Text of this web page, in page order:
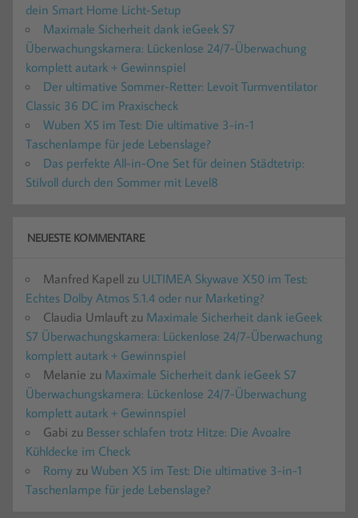
dein Smart Home Licht-Setup
Maximale Sicherheit dank ieGeek S7
Überwachungskamera: Lückenlose 24/7-Überwachung
komplett autark + Gewinnspiel
Der ultimative Sommer-Retter: Levoit Turmventilator
Classic 36 DC im Praxischeck
Wuben X5 im Test: Die ultimative 3-in-1
Taschenlampe für jede Lebenslage?
Das perfekte All-in-One Set für deinen Städtetrip:
Stilvoll durch den Sommer mit Level8
NEUESTE KOMMENTARE
Manfred Kapell zu ULTIMEA Skywave X50 im Test:
Echtes Dolby Atmos 5.1.4 oder nur Marketing?
Claudia Umlauft zu Maximale Sicherheit dank ieGeek
S7 Überwachungskamera: Lückenlose 24/7-Überwachung
komplett autark + Gewinnspiel
Melanie zu Maximale Sicherheit dank ieGeek S7
Überwachungskamera: Lückenlose 24/7-Überwachung
komplett autark + Gewinnspiel
Gabi zu Besser schlafen trotz Hitze: Die Avoalre
Kühldecke im Check
Romy zu Wuben X5 im Test: Die ultimative 3-in-1
Taschenlampe für jede Lebenslage?